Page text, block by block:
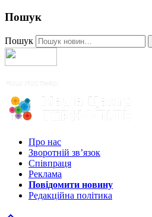
Пошук
Пошук
Про нас
Зворотній зв’язок
Співпраця
Реклама
Повідомити новину
Редакційна політика